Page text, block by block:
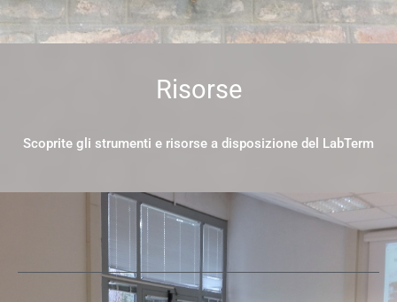
Risorse
Scoprite gli strumenti e risorse a disposizione del LabTerm